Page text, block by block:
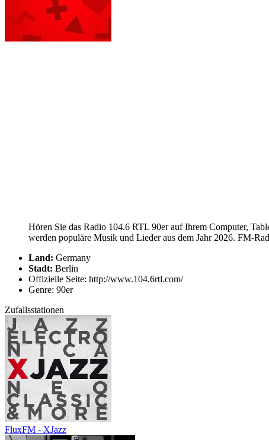
Hören Sie das Radio 104.6 RTL 90er auf Ihrem Computer,
werden populäre Musik und Lieder aus dem Jahr 2026. FM-
Land: Germany
Stadt: Berlin
Offizielle Seite: http://www.104.6rtl.com/
Genre: 90er
Zufallsstationen
FluxFM - XJazz